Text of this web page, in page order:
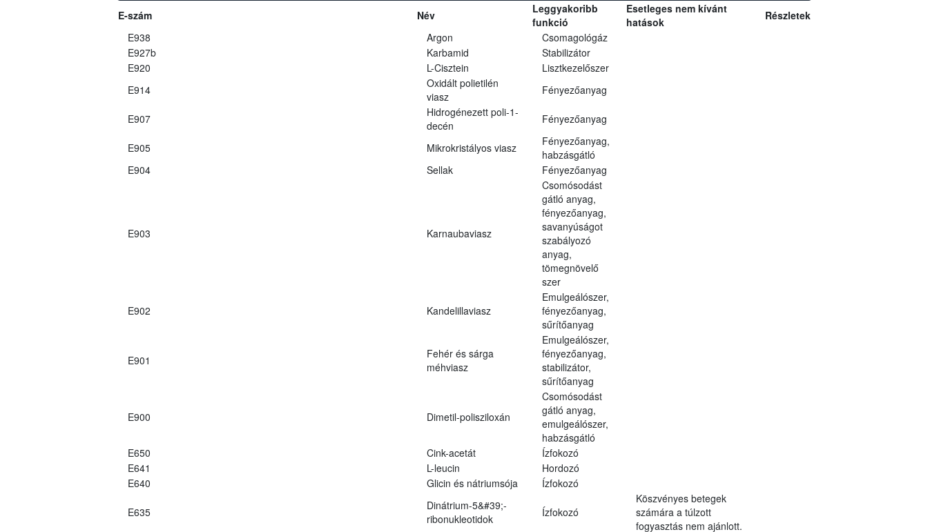
E-szám Név
Leggyakoribb
funkció
Esetleges nem kívánt
hatások
Részletek
E938
Argon
Csomagológáz
E927b
Karbamid
Stabilizátor
E920
L-Cisztein
Lisztkezelőszer
E914
Oxidált polietilén
viasz
Fényezőanyag
E907
Hidrogénezett poli-1-
decén
Fényezőanyag
E905 Mikrokristályos viasz
Fényezőanyag,
habzásgátló
E904
Sellak Fényezőanyag
E903 Karnaubaviasz
Csomósodást
gátló anyag,
fényezőanyag,
savanyúságot
szabályozó
anyag,
tömegnövelő
szer
E902 Kandelillaviasz
Emulgeálószer,
fényezőanyag,
sűrítőanyag
E901
Fehér és sárga
méhviasz
Emulgeálószer,
fényezőanyag,
stabilizátor,
sűrítőanyag
E900 Dimetil-polisziloxán
Csomósodást
gátló anyag,
emulgeálószer,
habzásgátló
E650
Cink-acetát
Ízfokozó
E641
L-leucin
Hordozó
E640
Glicin és nátriumsója Ízfokozó
E635
Dinátrium-5&#39;-
ribonukleotidok
Ízfokozó
Köszvényes betegek
számára a túlzott
fogyasztás nem ajánlott.